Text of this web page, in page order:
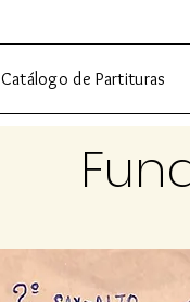
Catálogo de Partituras